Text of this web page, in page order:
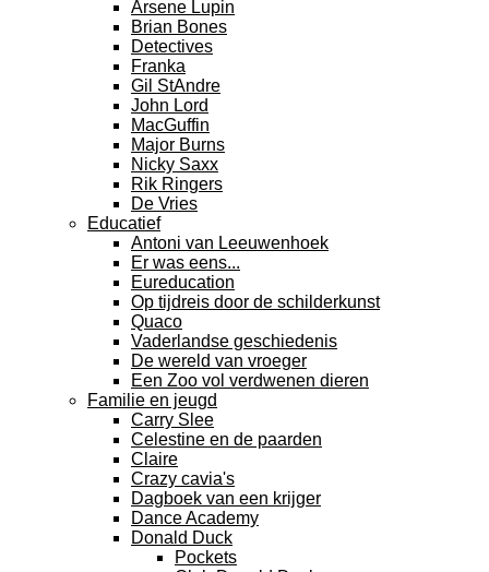
Arsene Lupin
Brian Bones
Detectives
Franka
Gil StAndre
John Lord
MacGuffin
Major Burns
Nicky Saxx
Rik Ringers
De Vries
Educatief
Antoni van Leeuwenhoek
Er was eens...
Eureducation
Op tijdreis door de schilderkunst
Quaco
Vaderlandse geschiedenis
De wereld van vroeger
Een Zoo vol verdwenen dieren
Familie en jeugd
Carry Slee
Celestine en de paarden
Claire
Crazy cavia's
Dagboek van een krijger
Dance Academy
Donald Duck
Pockets